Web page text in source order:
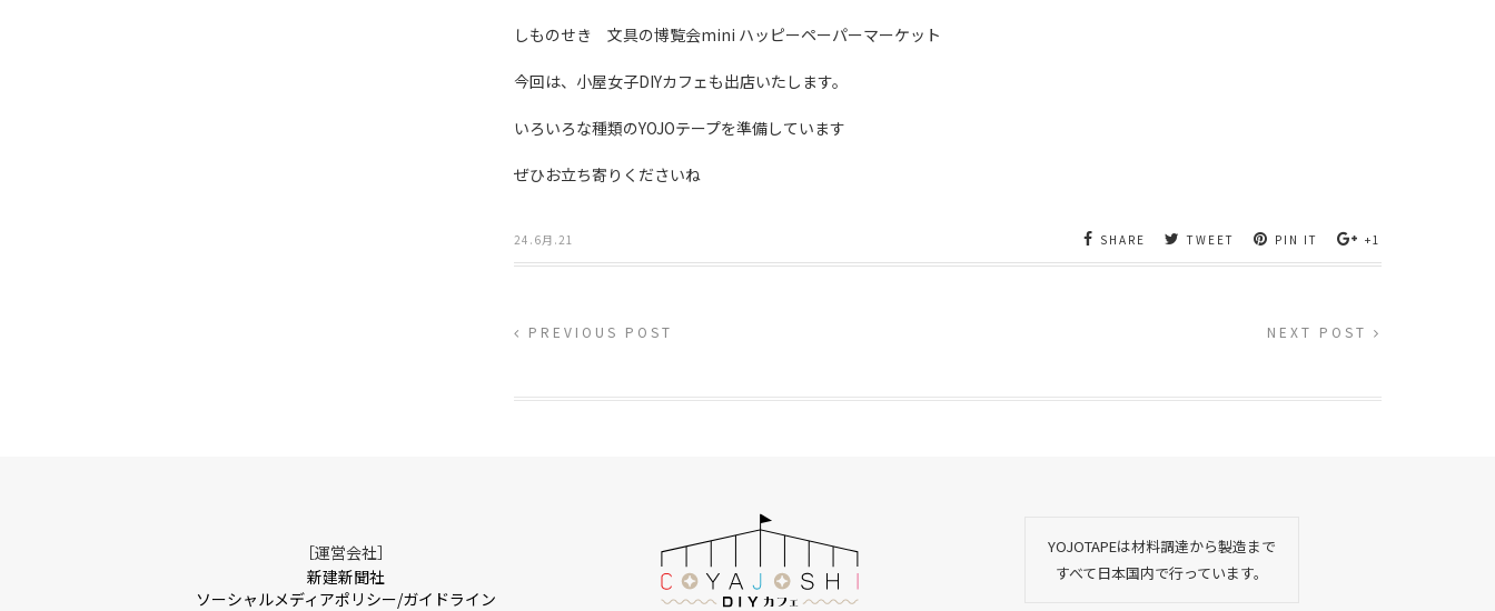
しものせき 文具の博覧会mini ハッピーペーパーマーケット
今回は、小屋女子DIYカフェも出店いたします。
いろいろな種類のYOJOテープを準備しています
ぜひお立ち寄りくださいね
24.6月.21 SHARE TWEET PIN IT +1
PREVIOUS POST NEXT POST
［運営会社］
新建新聞社
ソーシャルメディアポリシー/ガイドライン
YOJOTAPEは材料調達から製造まで
すべて日本国内で行っています。